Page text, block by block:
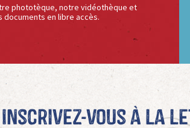
phototèque, notre vidéothèque et
documents en libre accès.
Inscrivez-vous à La